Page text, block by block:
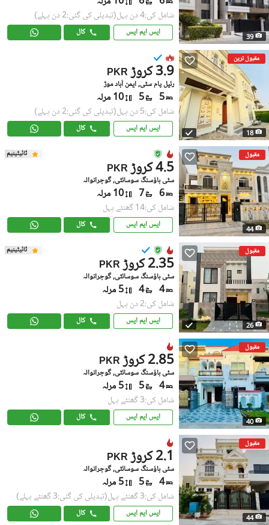
39
شامل کی:4 دن پہل (تبدیلی کی گئی:2 دن پہلے)
ایس ایم ایس کال
مقبول ترین
18
PKR 3.9 کروڑ
رئیل پام سٹی, ایمن آباد موڑ
5
5 10 مرلہ
شامل کی:5 دن پہل (تبدیلی کی گئی:2 دن پہلے)
ایس ایم ایس کال
مقبول
44
ٹائیٹینیم
PKR 4.5 کروڑ
سٹی ہاؤسنگ سوسائٹی, گوجرانوالہ
6
7 10 مرلہ
شامل کی:14 گھنٹے پہل
ایس ایم ایس کال
مقبول
26
ٹائیٹینیم
PKR 2.35 کروڑ
سٹی ہاؤسنگ سوسائٹی, گوجرانوالہ
4
4 5 مرلہ
شامل کی:2 دن پہل
ایس ایم ایس کال
مقبول
40
PKR 2.85 کروڑ
سٹی ہاؤسنگ سوسائٹی, گوجرانوالہ
4
5 5 مرلہ
شامل کی:3 گھنٹے پہل
ایس ایم ایس کال
مقبول
44
PKR 2.1 کروڑ
سٹی ہاؤسنگ سوسائٹی, گوجرانوالہ
4
5 5 مرلہ
شامل کی:3 گھنٹے پہل (تبدیلی کی گئی:3 گھنٹے پہلے)
ایس ایم ایس کال